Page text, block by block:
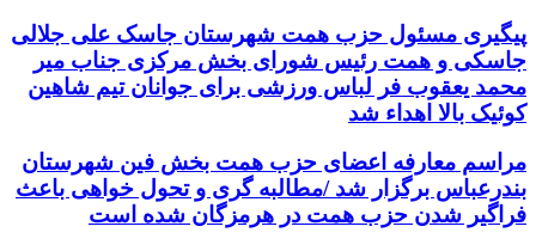
پیگیری مسئول حزب همت شهرستان جاسک علی جلالی
جاسکی و همت رئیس شورای بخش مرکزی جناب میر
محمد یعقوب فر لباس ورزشی برای جوانان تیم شاهین
کوئیک بالا اهداء شد
مراسم معارفه اعضای حزب همت بخش فین شهرستان
بندرعباس برگزار شد /مطالبه گری و تحول خواهی باعث
فراگیر شدن حزب همت در هرمزگان شده است